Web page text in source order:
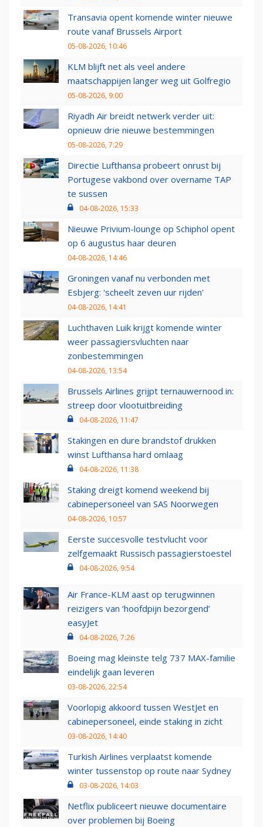
Transavia opent komende winter nieuwe
route vanaf Brussels Airport
05-08-2026, 10:46
KLM blijft net als veel andere
maatschappijen langer weg uit Golfregio
05-08-2026, 9:00
Riyadh Air breidt netwerk verder uit:
opnieuw drie nieuwe bestemmingen
05-08-2026, 7:29
Directie Lufthansa probeert onrust bij
Portugese vakbond over overname TAP
te sussen
04-08-2026, 15:33
Nieuwe Privium-lounge op Schiphol opent
op 6 augustus haar deuren
04-08-2026, 14:46
Groningen vanaf nu verbonden met
Esbjerg: 'scheelt zeven uur rijden'
04-08-2026, 14:41
Luchthaven Luik krijgt komende winter
weer passagiersvluchten naar
zonbestemmingen
04-08-2026, 13:54
Brussels Airlines grijpt ternauwernood in:
streep door vlootuitbreiding
04-08-2026, 11:47
Stakingen en dure brandstof drukken
winst Lufthansa hard omlaag
04-08-2026, 11:38
Staking dreigt komend weekend bij
cabinepersoneel van SAS Noorwegen
04-08-2026, 10:57
Eerste succesvolle testvlucht voor
zelfgemaakt Russisch passagierstoestel
04-08-2026, 9:54
Air France-KLM aast op terugwinnen
reizigers van ‘hoofdpijn bezorgend’
easyJet
04-08-2026, 7:26
Boeing mag kleinste telg 737 MAX-familie
eindelijk gaan leveren
03-08-2026, 22:54
Voorlopig akkoord tussen WestJet en
cabinepersoneel, einde staking in zicht
03-08-2026, 14:40
Turkish Airlines verplaatst komende
winter tussenstop op route naar Sydney
03-08-2026, 14:03
Netflix publiceert nieuwe documentaire
over problemen bij Boeing